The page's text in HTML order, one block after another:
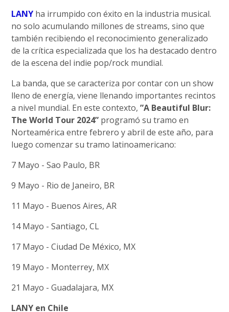
LANY ha irrumpido con éxito en la industria musical.
no solo acumulando millones de streams, sino que
también recibiendo el reconocimiento generalizado
de la crítica especializada que los ha destacado dentro
de la escena del indie pop/rock mundial.
La banda, que se caracteriza por contar con un show
lleno de energía, viene llenando importantes recintos
a nivel mundial. En este contexto,”A Beautiful Blur:
The World Tour 2024” programó su tramo en
Norteamérica entre febrero y abril de este año, para
luego comenzar su tramo latinoamericano:
7 Mayo - Sao Paulo, BR
9 Mayo - Rio de Janeiro, BR
11 Mayo - Buenos Aires, AR
14 Mayo - Santiago, CL
17 Mayo - Ciudad De México, MX
19 Mayo - Monterrey, MX
21 Mayo - Guadalajara, MX
LANY en Chile